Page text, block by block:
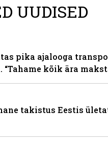
UUDISED
pika ajalooga
kõik ära
takistus Eestis